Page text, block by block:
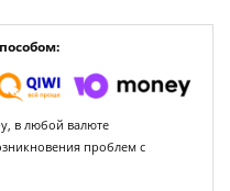
в любой валюте
проблем с